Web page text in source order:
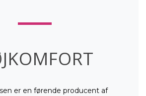
er en førende producent af